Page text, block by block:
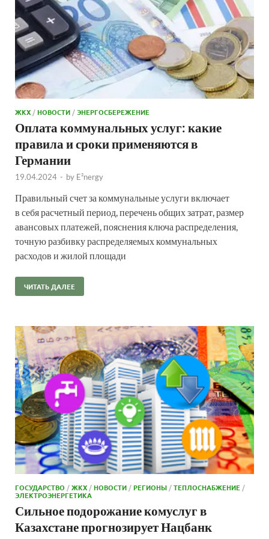
ЖКХ /НОВОСТИ /ЭНЕРГОСБЕРЕЖЕНИЕ
Оплата коммунальных услуг: какие
правила и сроки применяются в
Германии
19.04.2024 - by E²nergy
Правильный счет за коммунальные услуги включает
в себя расчетный период, перечень общих затрат, размер
авансовых платежей, пояснения ключа распределения,
точную разбивку распределяемых коммунальных
расходов и жилой площади
ЧИТАТЬ ДАЛЕЕ
ГОСУДАРСТВО /ЖКХ /НОВОСТИ /РЕГИОНЫ /ТЕПЛОСНАБЖЕНИЕ /
ЭЛЕКТРОЭНЕРГЕТИКА
Сильное подорожание комуслуг в
Казахстане прогнозирует Нацбанк